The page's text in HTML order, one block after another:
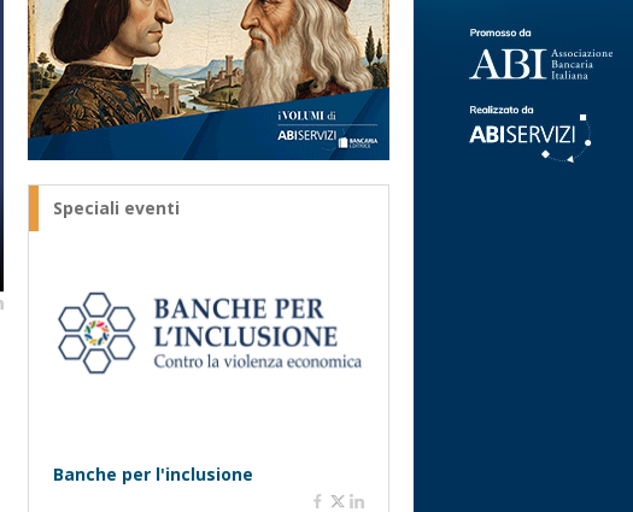
Speciali eventi
Banche per l'inclusione